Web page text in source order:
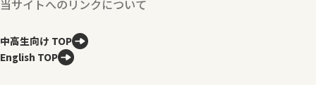
当サイトへのリンクについて
中高生向け TOP
English TOP